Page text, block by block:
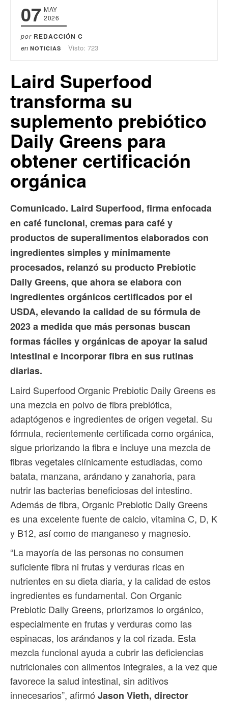
07 MAY
2026
por REDACCIÓN C
en NOTICIAS Visto: 723
Laird Superfood
transforma su
suplemento prebiótico
Daily Greens para
obtener certificación
orgánica
Comunicado. Laird Superfood, firma enfocada
en café funcional, cremas para café y
productos de superalimentos elaborados con
ingredientes simples y mínimamente
procesados, relanzó su producto Prebiotic
Daily Greens, que ahora se elabora con
ingredientes orgánicos certificados por el
USDA, elevando la calidad de su fórmula de
2023 a medida que más personas buscan
formas fáciles y orgánicas de apoyar la salud
intestinal e incorporar fibra en sus rutinas
diarias.
Laird Superfood Organic Prebiotic Daily Greens es
una mezcla en polvo de fibra prebiótica,
adaptógenos e ingredientes de origen vegetal. Su
fórmula, recientemente certificada como orgánica,
sigue priorizando la fibra e incluye una mezcla de
fibras vegetales clínicamente estudiadas, como
batata, manzana, arándano y zanahoria, para
nutrir las bacterias beneficiosas del intestino.
Además de fibra, Organic Prebiotic Daily Greens
es una excelente fuente de calcio, vitamina C, D, K
y B12, así como de manganeso y magnesio.
“La mayoría de las personas no consumen
suficiente fibra ni frutas y verduras ricas en
nutrientes en su dieta diaria, y la calidad de estos
ingredientes es fundamental. Con Organic
Prebiotic Daily Greens, priorizamos lo orgánico,
especialmente en frutas y verduras como las
espinacas, los arándanos y la col rizada. Esta
mezcla funcional ayuda a cubrir las deficiencias
nutricionales con alimentos integrales, a la vez que
favorece la salud intestinal, sin aditivos
innecesarios”, afirmó Jason Vieth, director